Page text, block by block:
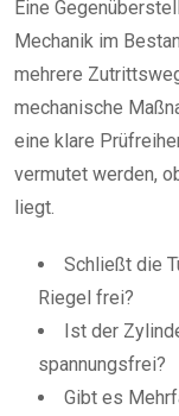
Eine
Mechanik im
mehrere
mechanische
eine klare
vermutet werden,
liegt.
Schließt die
Riegel frei?
Ist der
spannungsfrei?
Gibt es